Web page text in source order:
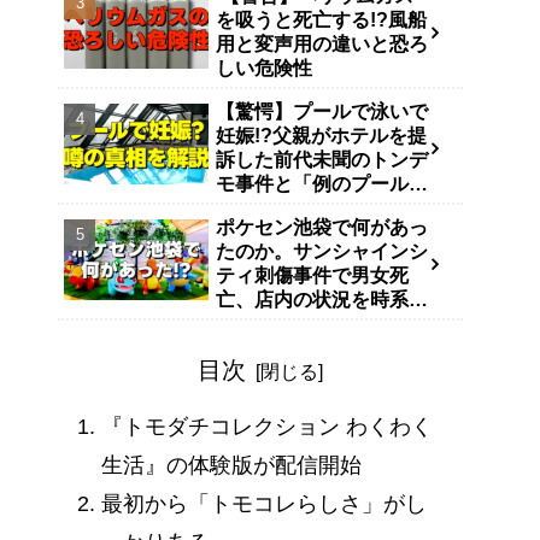
を吸うと死亡する!?風船
用と変声用の違いと恐ろ
しい危険性
【驚愕】プールで泳いで
妊娠!?父親がホテルを提
訴した前代未聞のトンデ
モ事件と「例のプール」
ポケセン池袋で何があっ
たのか。サンシャインシ
ティ刺傷事件で男女死
亡、店内の状況を時系列
目次
『トモダチコレクション わくわく
生活』の体験版が配信開始
最初から「トモコレらしさ」がし